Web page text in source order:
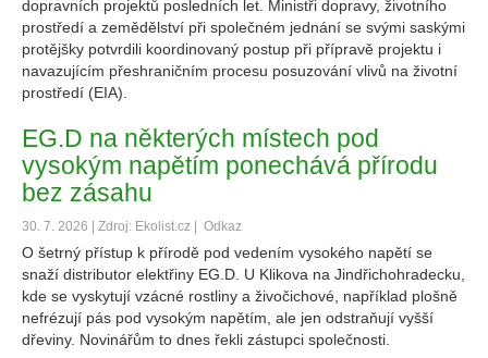
dopravních projektů posledních let. Ministři dopravy, životního
prostředí a zemědělství při společném jednání se svými saskými
protějšky potvrdili koordinovaný postup při přípravě projektu i
navazujícím přeshraničním procesu posuzování vlivů na životní
prostředí (EIA).
EG.D na některých místech pod
vysokým napětím ponechává přírodu
bez zásahu
30. 7. 2026 | Zdroj: Ekolist.cz | Odkaz
O šetrný přístup k přírodě pod vedením vysokého napětí se
snaží distributor elektřiny EG.D. U Klikova na Jindřichohradecku,
kde se vyskytují vzácné rostliny a živočichové, například plošně
nefrézují pás pod vysokým napětím, ale jen odstraňují vyšší
dřeviny. Novinářům to dnes řekli zástupci společnosti.